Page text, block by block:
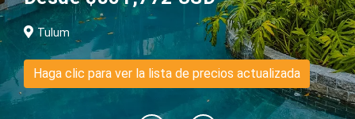
Tulum
Haga clic para ver la lista de precios actualizada